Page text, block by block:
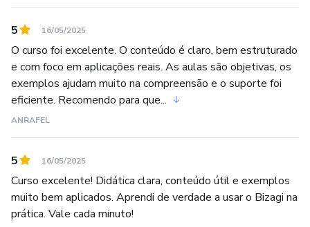
5 16/05/2025
O curso foi excelente. O conteúdo é claro, bem estruturado
e com foco em aplicações reais. As aulas são objetivas, os
exemplos ajudam muito na compreensão e o suporte foi
eficiente. Recomendo para que...
ANRAFEL
5 16/05/2025
Curso excelente! Didática clara, conteúdo útil e exemplos
muito bem aplicados. Aprendi de verdade a usar o Bizagi na
prática. Vale cada minuto!